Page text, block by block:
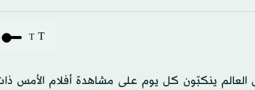
T
T
ينكبّون كل يوم على مشاهدة أفلام الأمس ذات